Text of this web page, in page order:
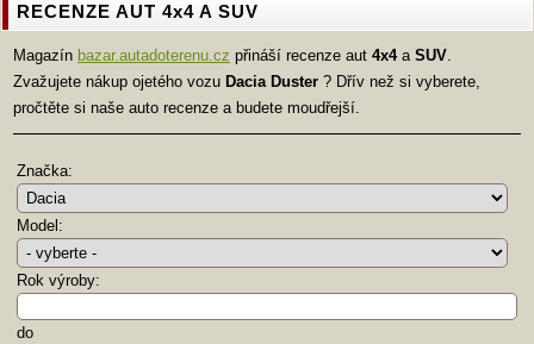
RECENZE AUT 4x4 A SUV
Magazín bazar.autadoterenu.cz přináší recenze aut 4x4a SUV.
Zvažujete nákup ojetého vozu Dacia Duster ? Dřív než si vyberete,
pročtěte si naše auto recenze a budete moudřejší.
Značka:
Model:
Rok výroby:
do